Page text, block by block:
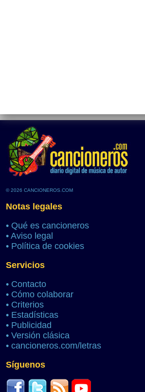
© 2026 CANCIONEROS.COM
Notas legales
• Qué es cancioneros
• Aviso legal
• Política de cookies
Servicios
• Contacto
• Cómo colaborar
• Criterios
• Estadísticas
• Publicidad
• Versión clásica
• cancioneros.com/letras
Síguenos